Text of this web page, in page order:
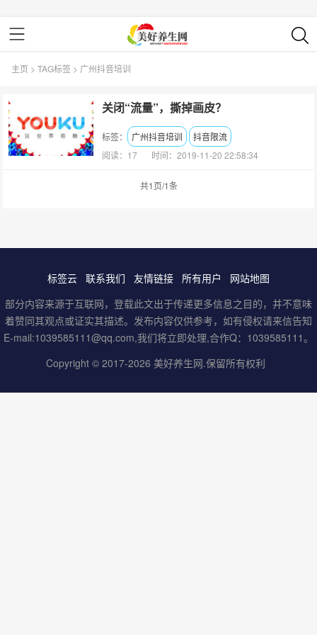
主页 >TAG标签 > 广州抖音培训
关闭“流量”，撕掉画皮？
标签： 广州抖音培训
抖音限流
阅读：17
时间：2019-11-20 22:58:34
共1页/1条
标签云 联系我们 友情链接 所有用户
网站地图
部分内容来源于互联网，登载此文出于传递更多信息之目的，并不意味
着赞同其观点或证实其描述。发布内容仅供参考，如有侵权请来信告知
E-mail:1039585111@qq.com,我们将立即处理,合作Q：1039585111。
Copyright © 2017-2026 美好养生网.保留所有权利